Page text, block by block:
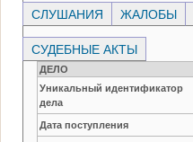
СЛУШАНИЯ ЖАЛОБЫ
СУДЕБНЫЕ АКТЫ
ДЕЛО
Уникальный идентификатор
дела
Дата поступления